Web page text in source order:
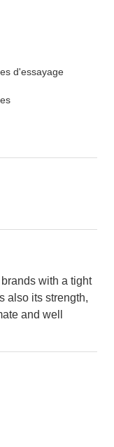
d'essayage
brands with a tight
also its strength,
and well